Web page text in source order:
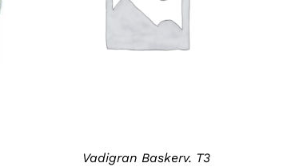
DETAILS
Vadigran Baskerv. T3